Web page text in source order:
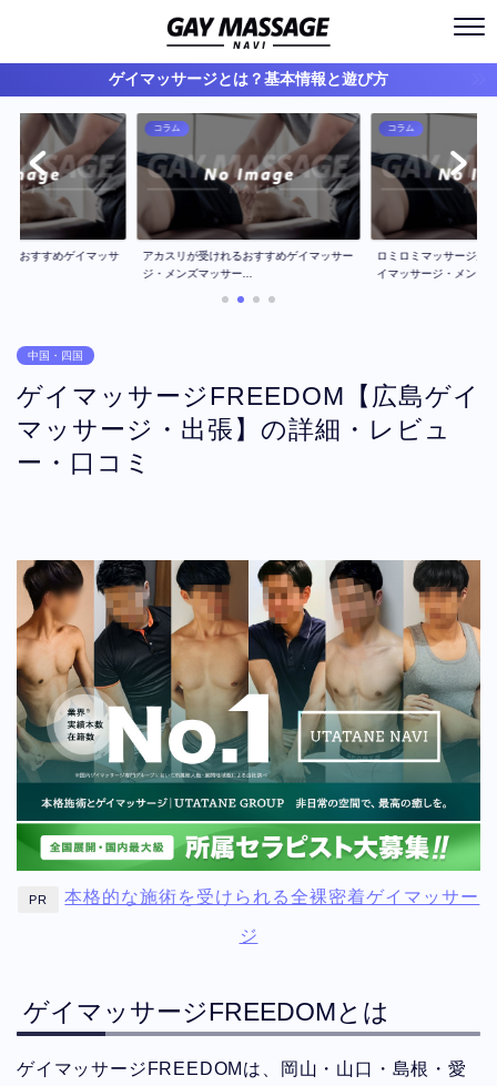
ゲイマッサージとは？基本情報と遊び方
のおすすめゲイマッサ
コラム
アカスリが受けれるおすすめゲイマッサー
ジ・メンズマッサー...
コラム
ロミロミマッサージが
イマッサージ・メン...
中国・四国
ゲイマッサージFREEDOM【広島ゲイ
マッサージ・出張】の詳細・レビュ
ー・口コミ
PR 本格的な施術を受けられる全裸密着ゲイマッサー
ジ
ゲイマッサージFREEDOMとは
ゲイマッサージFREEDOMは、岡山・山口・島根・愛